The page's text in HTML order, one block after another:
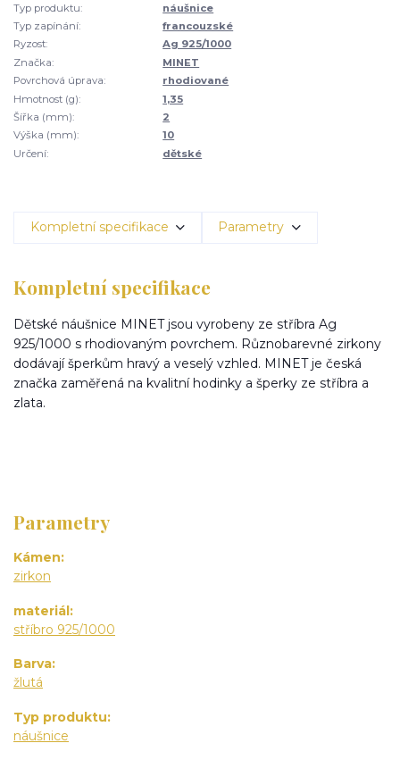
Typ produktu:
náušnice
Typ zapínání:
francouzské
Ryzost:
Ag 925/1000
Značka:
MINET
Povrchová úprava:
rhodiované
Hmotnost (g):
1,35
Šířka (mm):
2
Výška (mm):
10
Určení:
dětské
Kompletní specifikace Parametry
Kompletní specifikace
Dětské náušnice MINET jsou vyrobeny ze stříbra Ag
925/1000 s rhodiovaným povrchem. Různobarevné zirkony
dodávají šperkům hravý a veselý vzhled. MINET je česká
značka zaměřená na kvalitní hodinky a šperky ze stříbra a
zlata.
Parametry
Kámen
zirkon
materiál
stříbro 925/1000
Barva
žlutá
Typ produktu
náušnice